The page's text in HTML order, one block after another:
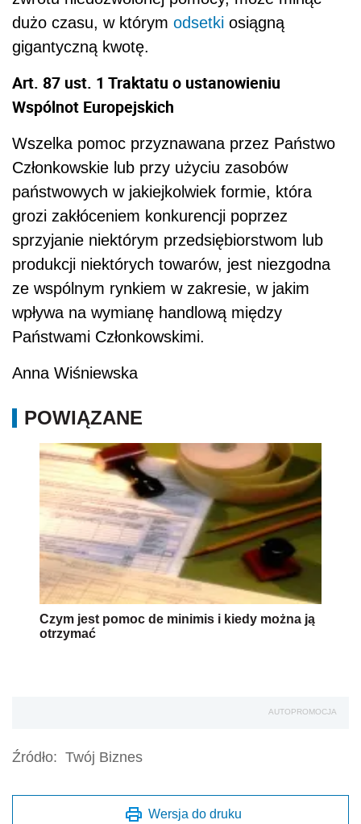
dużo czasu, w którym odsetki osiągną
gigantyczną kwotę.
Art. 87 ust. 1 Traktatu o ustanowieniu
Wspólnot Europejskich
Wszelka pomoc przyznawana przez Państwo
Członkowskie lub przy użyciu zasobów
państwowych w jakiejkolwiek formie, która
grozi zakłóceniem konkurencji poprzez
sprzyjanie niektórym przedsiębiorstwom lub
produkcji niektórych towarów, jest niezgodna
ze wspólnym rynkiem w zakresie, w jakim
wpływa na wymianę handlową między
Państwami Członkowskimi.
Anna Wiśniewska
POWIĄZANE
Czym jest pomoc de minimis i kiedy można ją
otrzymać
AUTOPROMOCJA
Źródło: Twój Biznes
Wersja do druku